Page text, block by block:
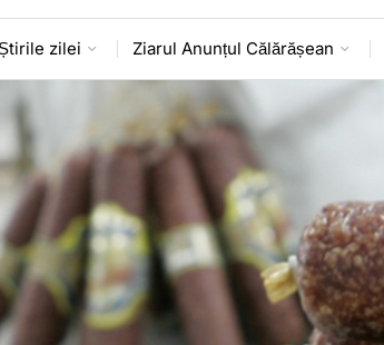
zilei Ziarul Anunțul Călărășean